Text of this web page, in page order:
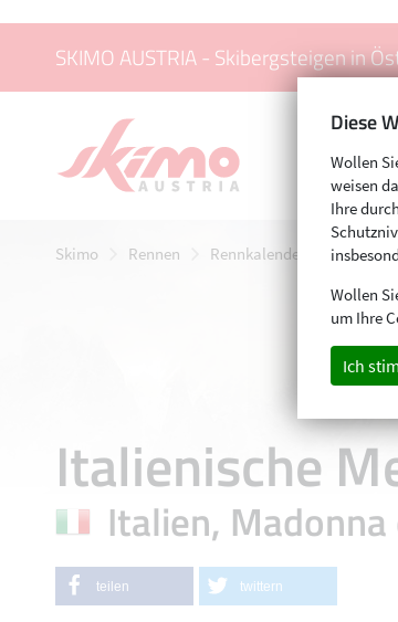
SKIMO AUSTRIA - Skibergsteigen in
Skimo Rennen Rennkalender
Italienische
Italien,
teilen twittern
Diese
Wollen
weisen
Ihre
Wollen
um Ihre
Ich